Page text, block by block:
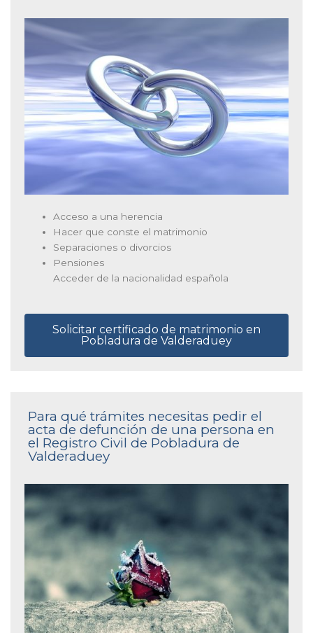
Acceso a una herencia
Hacer que conste el matrimonio
Separaciones o divorcios
Pensiones
Acceder de la nacionalidad española
Solicitar certificado de matrimonio en
Pobladura de Valderaduey
Para qué trámites necesitas pedir el
acta de defunción de una persona en
el Registro Civil de Pobladura de
Valderaduey